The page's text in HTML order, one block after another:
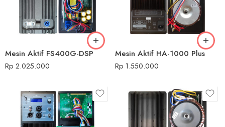
Mesin Aktif FS400G-DSP
Rp 2.025.000
Mesin Aktif HA-1000 Plus
Rp 1.550.000